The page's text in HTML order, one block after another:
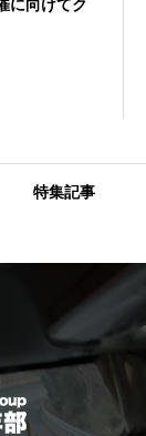
に向けてク
特集記事